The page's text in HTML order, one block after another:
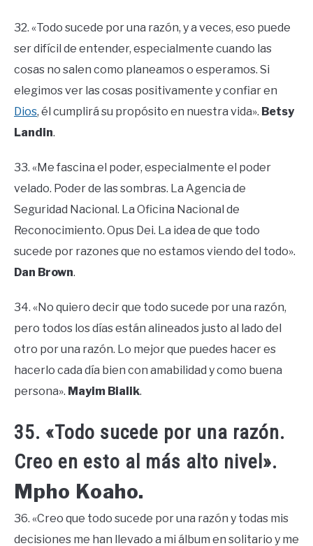
32. «Todo sucede por una razón, y a veces, eso puede
ser difícil de entender, especialmente cuando las
cosas no salen como planeamos o esperamos. Si
elegimos ver las cosas positivamente y confiar en
Dios, él cumplirá su propósito en nuestra vida». Betsy
Landin.
33. «Me fascina el poder, especialmente el poder
velado. Poder de las sombras. La Agencia de
Seguridad Nacional. La Oficina Nacional de
Reconocimiento. Opus Dei. La idea de que todo
sucede por razones que no estamos viendo del todo».
Dan Brown.
34. «No quiero decir que todo sucede por una razón,
pero todos los días están alineados justo al lado del
otro por una razón. Lo mejor que puedes hacer es
hacerlo cada día bien con amabilidad y como buena
persona». Mayim Bialik.
35. «Todo sucede por una razón.
Creo en esto al más alto nivel».
Mpho Koaho.
36. «Creo que todo sucede por una razón y todas mis
decisiones me han llevado a mi álbum en solitario y me